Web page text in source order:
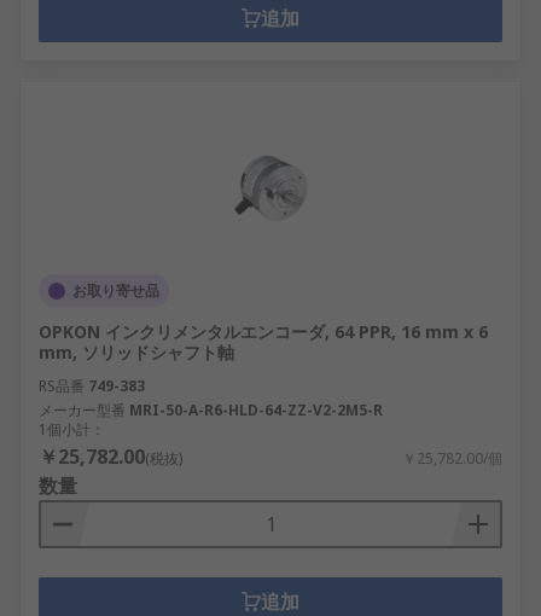
追加
お取り寄せ品
OPKON インクリメンタルエンコーダ, 64 PPR, 16 mm x 6
mm, ソリッドシャフト軸
RS品番 749-383
メーカー型番 MRI-50-A-R6-HLD-64-ZZ-V2-2M5-R
1個小計：
￥25,782.00(税抜) ￥25,782.00/個
数量
追加